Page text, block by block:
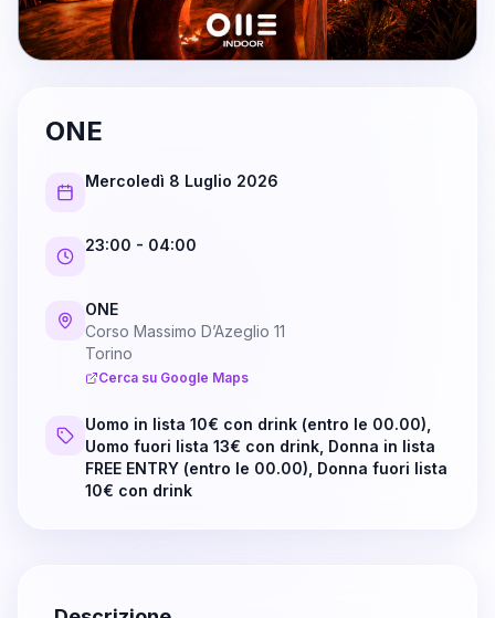
ONE
Mercoledì 8 Luglio 2026
23:00 - 04:00
ONE
Corso Massimo D’Azeglio 11
Torino
Cerca su Google Maps
Uomo in lista 10€ con drink (entro le 00.00),
Uomo fuori lista 13€ con drink, Donna in lista
FREE ENTRY (entro le 00.00), Donna fuori lista
10€ con drink